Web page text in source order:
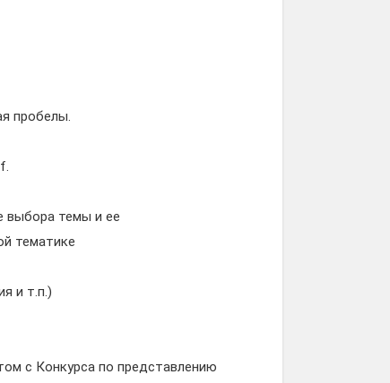
пробелы.
выбора темы и ее
тематике
и т.п.)
с Конкурса по представлению